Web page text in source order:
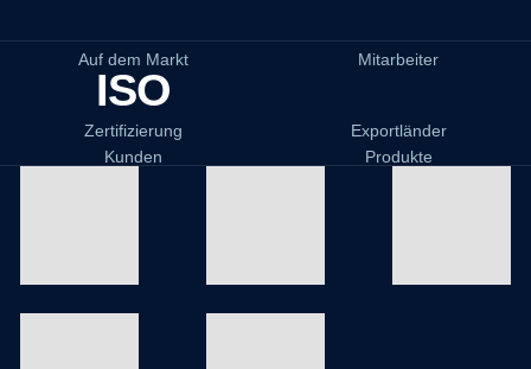
Auf dem Markt Mitarbeiter
ISO
Zertifizierung
Exportländer
Kunden
Produkte